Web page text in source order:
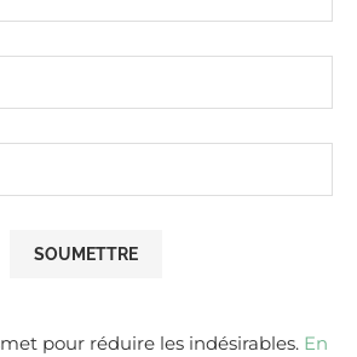
pour réduire les indésirables. En